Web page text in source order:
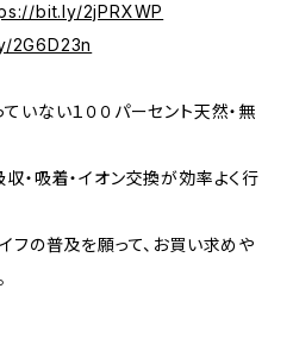
bit.ly/2jPRXWP
2G6D23n
いない１００パーセント天然・無
・吸着・イオン交換が効率よく行
フの普及を願って、お買い求めや